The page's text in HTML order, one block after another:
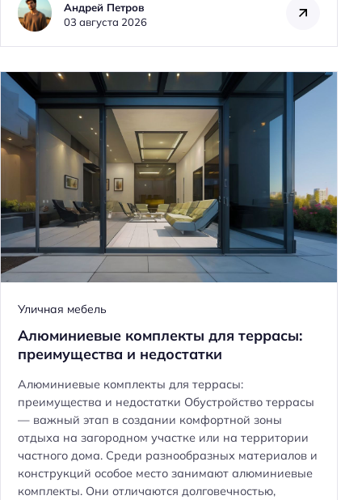
Андрей Петров
03 августа 2026
Уличная мебель
Алюминиевые комплекты для террасы:
преимущества и недостатки
Алюминиевые комплекты для террасы:
преимущества и недостатки Обустройство террасы
— важный этап в создании комфортной зоны
отдыха на загородном участке или на территории
частного дома. Среди разнообразных материалов и
конструкций особое место занимают алюминиевые
комплекты. Они отличаются долговечностью,